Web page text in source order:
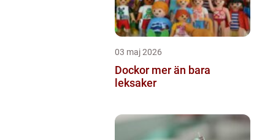
03 maj 2026
Dockor mer än bara
leksaker